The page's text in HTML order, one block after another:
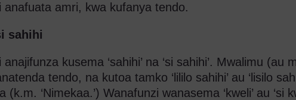
anafuata amri, kwa kufanya tendo.
sahihi
kusema ‘sahihi’ na ‘si sahihi’. Mwalimu (au
tendo, na kutoa tamko ‘lililo sahihi’ au ‘lisilo
(k.m. ‘Nimekaa.’) Wanafunzi wanasema ‘kweli’ au ‘si